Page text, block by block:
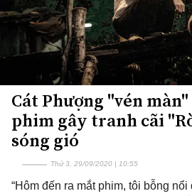
Cát Phượng "vén
phim gây tranh cãi
sóng gió
Thứ 3, 29/09/2020 | 10:55
“Hôm đến ra mắt phim, tôi bỗng